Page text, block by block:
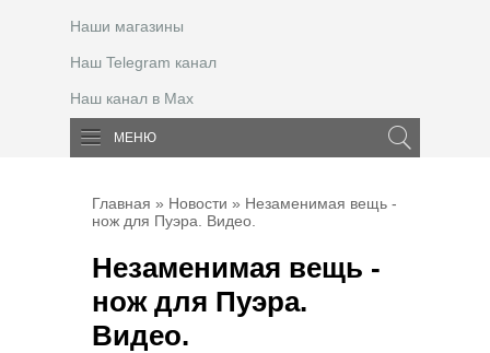
Наши магазины
Наш Telegram канал
Наш канал в Max
МЕНЮ
Главная » Новости » Незаменимая вещь -
нож для Пуэра. Видео.
Незаменимая вещь -
нож для Пуэра.
Видео.